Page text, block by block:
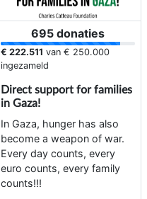
695 donaties
€ 222.511 van € 250.000
ingezameld
Direct support for families
in Gaza!
In Gaza, hunger has also
become a weapon of war.
Every day counts, every
euro counts, every family
counts!!!